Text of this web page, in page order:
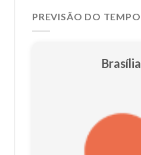
PREVISÃO DO TEMPO
Brasília